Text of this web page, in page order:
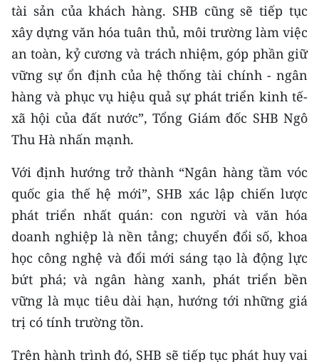
tài sản của khách hàng. SHB cũng sẽ tiếp tục
xây dựng văn hóa tuân thủ, môi trường làm việc
an toàn, kỷ cương và trách nhiệm, góp phần giữ
vững sự ổn định của hệ thống tài chính - ngân
hàng và phục vụ hiệu quả sự phát triển kinh tế-
xã hội của đất nước”, Tổng Giám đốc SHB Ngô
Thu Hà nhấn mạnh.
Với định hướng trở thành “Ngân hàng tầm vóc
quốc gia thế hệ mới”, SHB xác lập chiến lược
phát triển nhất quán: con người và văn hóa
doanh nghiệp là nền tảng; chuyển đổi số, khoa
học công nghệ và đổi mới sáng tạo là động lực
bứt phá; và ngân hàng xanh, phát triển bền
vững là mục tiêu dài hạn, hướng tới những giá
trị có tính trường tồn.
Trên hành trình đó, SHB sẽ tiếp tục phát huy vai